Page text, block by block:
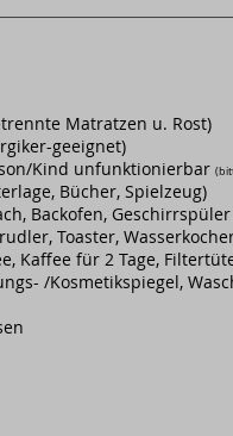
Matratzen u. Rost)
geeignet)
Kind unfunktionierbar
Bücher, Spielzeug)
Backofen,
Toaster,
Kaffee für 2 Tage,
/Kosmetikspiegel,